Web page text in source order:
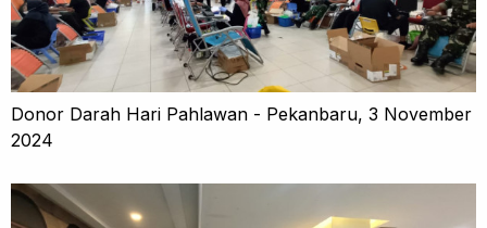
Donor Darah Hari Pahlawan - Pekanbaru, 3 November
2024